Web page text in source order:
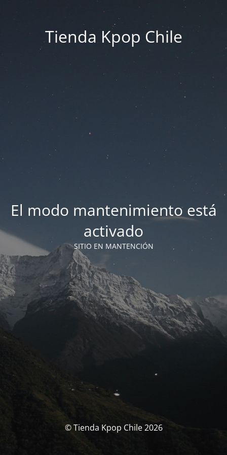
Tienda Kpop Chile
El modo mantenimiento está
activado
SITIO EN MANTENCIÓN
© Tienda Kpop Chile 2026